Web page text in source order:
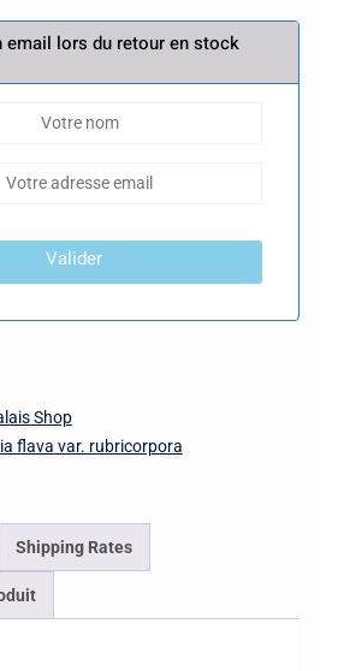
email lors du retour en stock
Valider
Shop
flava var. rubricorpora
Shipping Rates